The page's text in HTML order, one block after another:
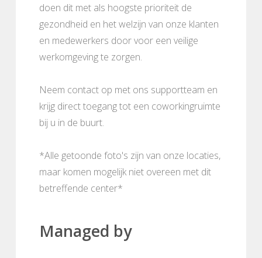
doen dit met als hoogste prioriteit de
gezondheid en het welzijn van onze klanten
en medewerkers door voor een veilige
werkomgeving te zorgen.
Neem contact op met ons supportteam en
krijg direct toegang tot een coworkingruimte
bij u in de buurt.
*Alle getoonde foto's zijn van onze locaties,
maar komen mogelijk niet overeen met dit
betreffende center*
Managed by